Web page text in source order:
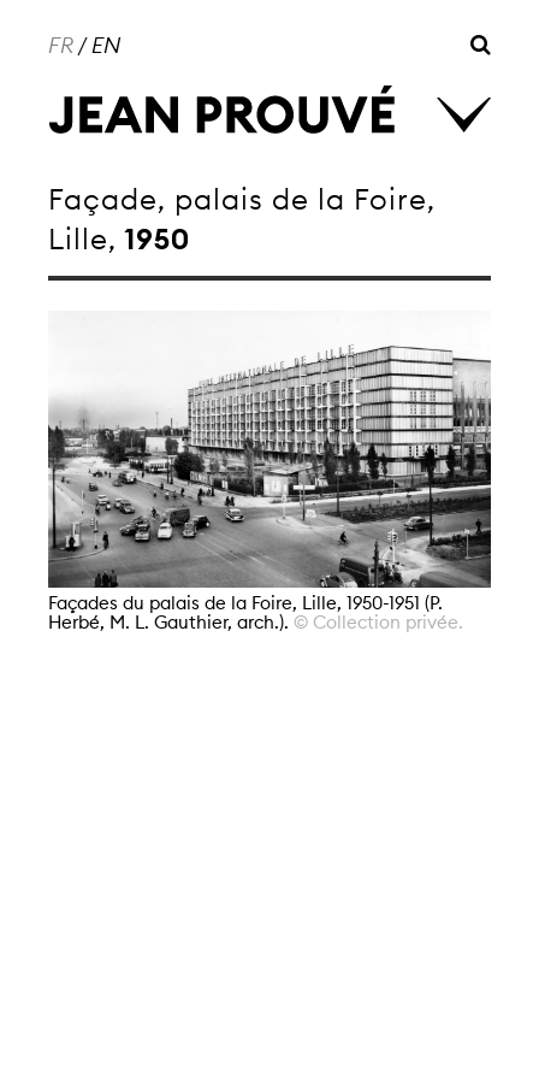
FR/EN
Façade, palais de la Foire,
Lille, 1950
Façades du palais de la Foire, Lille, 1950-1951 (P.
Herbé, M. L. Gauthier, arch.). © Collection privée.